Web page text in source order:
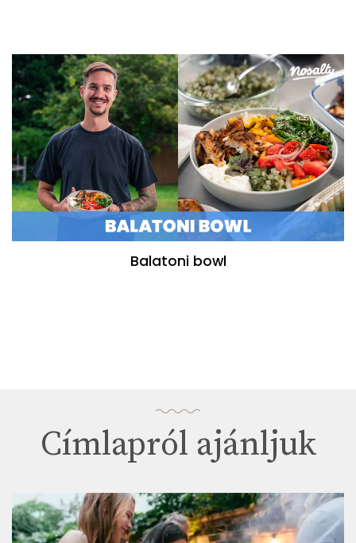
Balatoni bowl
Címlapról ajánljuk